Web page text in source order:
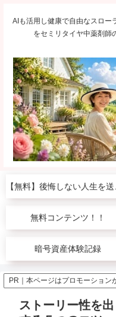
AIも活用し健康で自由なスロー
をセミリタイヤ中薬剤師
無料コンテンツ！！
暗号資産体験記録
PR｜本ページはプロモーション
ストーリー性を